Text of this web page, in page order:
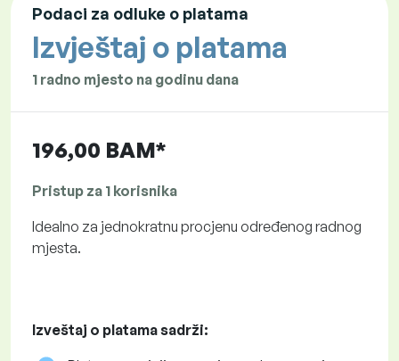
Podaci za odluke o platama
Izvještaj o platama
1 radno mjesto na godinu dana
196,00 BAM*
Pristup za 1 korisnika
Idealno za jednokratnu procjenu određenog radnog
mjesta.
Izveštaj o platama sadrži: